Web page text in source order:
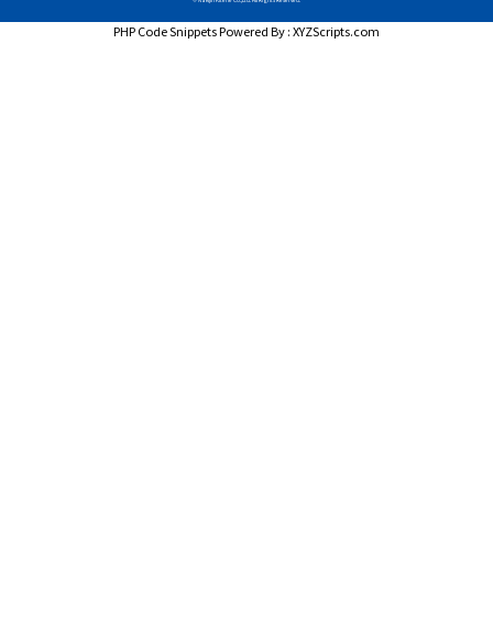
PHP Code SnippetsPowered By :XYZScripts.com